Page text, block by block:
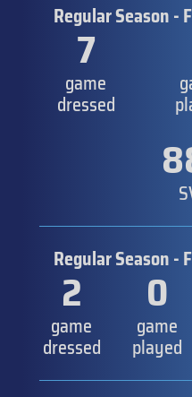
Regular Season -
7
game
dressed
Regular Season -
2
game
dressed
0
game
played